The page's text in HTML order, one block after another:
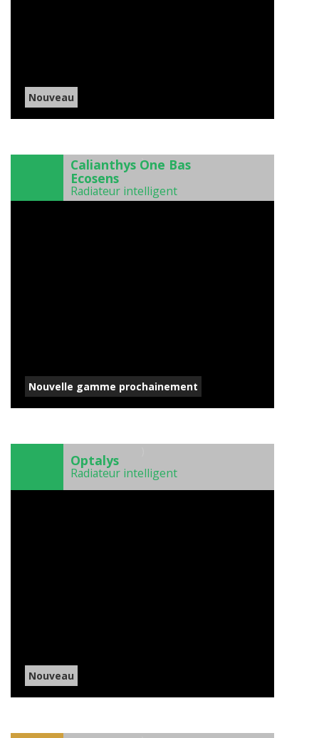
Nouveau
)
Calianthys One Bas
Ecosens
Radiateur intelligent
Nouvelle gamme prochainement
Optalys
Radiateur intelligent
Nouveau